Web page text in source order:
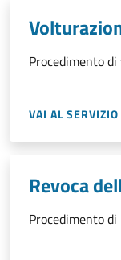
Procedimento
VAI AL SERVIZIO
Revoca
Procedimento